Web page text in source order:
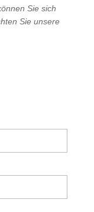
Sie sich
Sie unsere